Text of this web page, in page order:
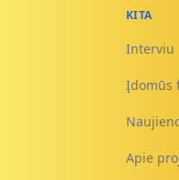
KITA
Interviu
Įdomūs
Apie